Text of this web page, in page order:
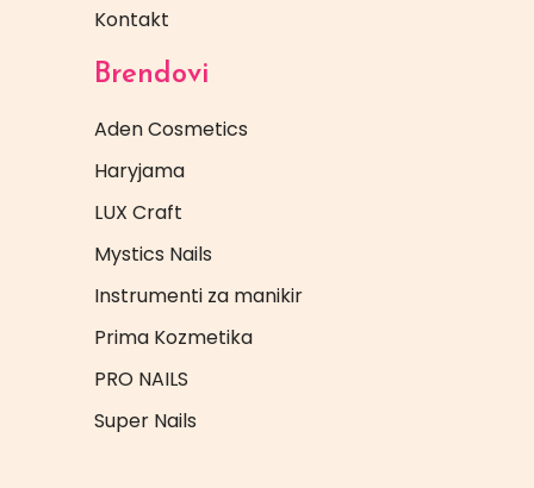
Kontakt
Brendovi
Aden Cosmetics
Haryjama
LUX Craft
Mystics Nails
Instrumenti za manikir
Prima Kozmetika
PRO NAILS
Super Nails